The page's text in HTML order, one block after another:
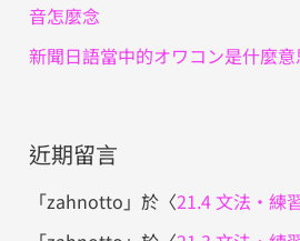
音怎麼念
新聞日語當中的オワコン是什麼
近期留言
「zahnotto 」於〈21.4 文法・練